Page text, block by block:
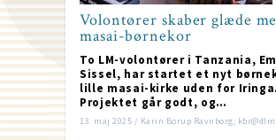
Volontører skaber glæde
masai-børnekor
To LM-volontører i Tanzania,
Sissel, har startet et nyt
lille masai-kirke uden for Iringa.
Projektet går godt, og…
13. maj 2025 / Karin Borup Ravnborg;